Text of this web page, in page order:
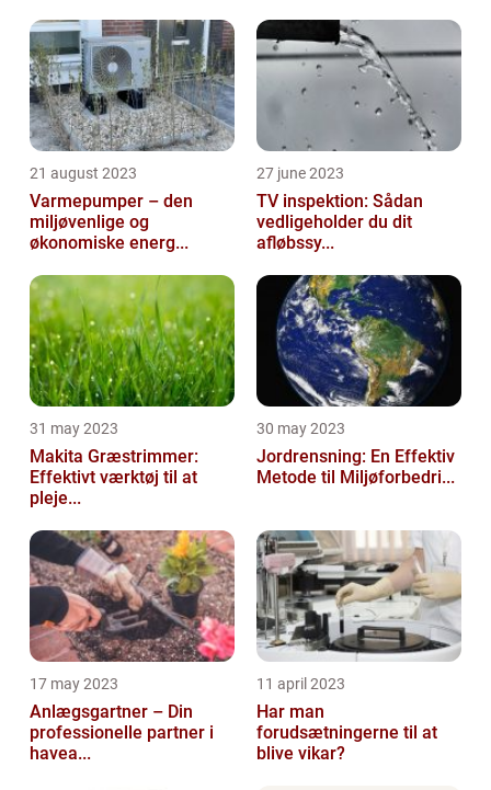
21 august 2023
Varmepumper – den
miljøvenlige og
økonomiske energ...
27 june 2023
TV inspektion: Sådan
vedligeholder du dit
afløbssy...
31 may 2023
Makita Græstrimmer:
Effektivt værktøj til at
pleje...
30 may 2023
Jordrensning: En Effektiv
Metode til Miljøforbedri...
17 may 2023
Anlægsgartner – Din
professionelle partner i
havea...
11 april 2023
Har man
forudsætningerne til at
blive vikar?